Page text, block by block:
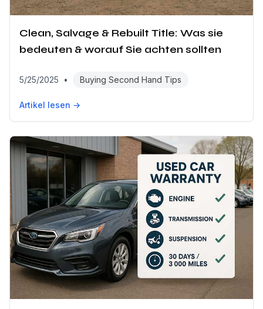
Clean, Salvage & Rebuilt Title: Was sie
bedeuten & worauf Sie achten sollten
5/25/2025 • Buying Second Hand Tips
Artikel lesen →